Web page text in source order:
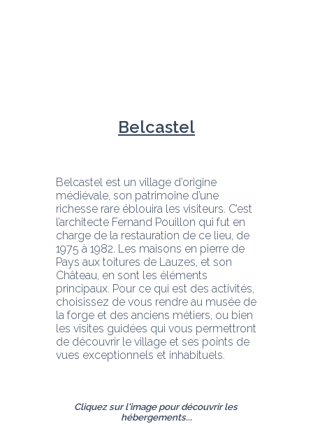
Belcastel
Belcastel est un village d’origine
médiévale, son patrimoine d’une
richesse rare éblouira les visiteurs. C’est
l’architecte Fernand Pouillon qui fut en
charge de la restauration de ce lieu, de
1975 à 1982. Les maisons en pierre de
Pays aux toitures de Lauzes, et son
Château, en sont les éléments
principaux. Pour ce qui est des activités,
choisissez de vous rendre au musée de
la forge et des anciens métiers, ou bien
les visites guidées qui vous permettront
de découvrir le village et ses points de
vues exceptionnels et inhabituels.
Cliquez sur l'image pour découvrir les
hébergements...